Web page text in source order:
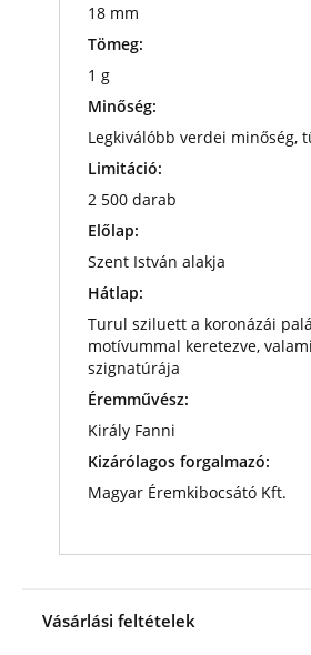
18 mm
Tömeg:
1 g
Minőség:
Legkiválóbb verdei minőség,
Limitáció:
2 500 darab
Előlap:
Szent István alakja
Hátlap:
Turul sziluett a koronázái
motívummal keretezve,
szignatúrája
Éremművész:
Király Fanni
Kizárólagos forgalmazó:
Magyar Éremkibocsátó Kft.
Vásárlási feltételek